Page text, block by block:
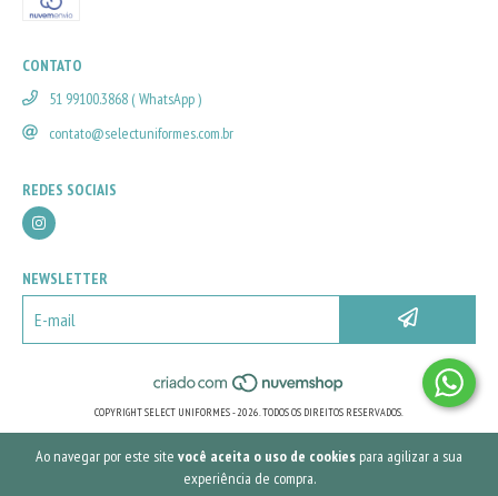
Ao navegar por este site você aceita o uso de cookies para agilizar a sua
experiência de compra.
CONTATO
51 99100.3868 ( WhatsApp )
contato@selectuniformes.com.br
REDES SOCIAIS
NEWSLETTER
COPYRIGHT SELECT UNIFORMES - 2026. TODOS OS DIREITOS RESERVADOS.